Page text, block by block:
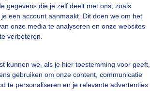
gegevens die je zelf deelt met ons, zoals
een account aanmaakt. Dit doen we om het
onze media te analyseren en onze websites
verbeteren.
kunnen we, als je hier toestemming voor geeft,
gebruiken om onze content, communicatie
te personaliseren en je relevante advertenties
Mijn weer